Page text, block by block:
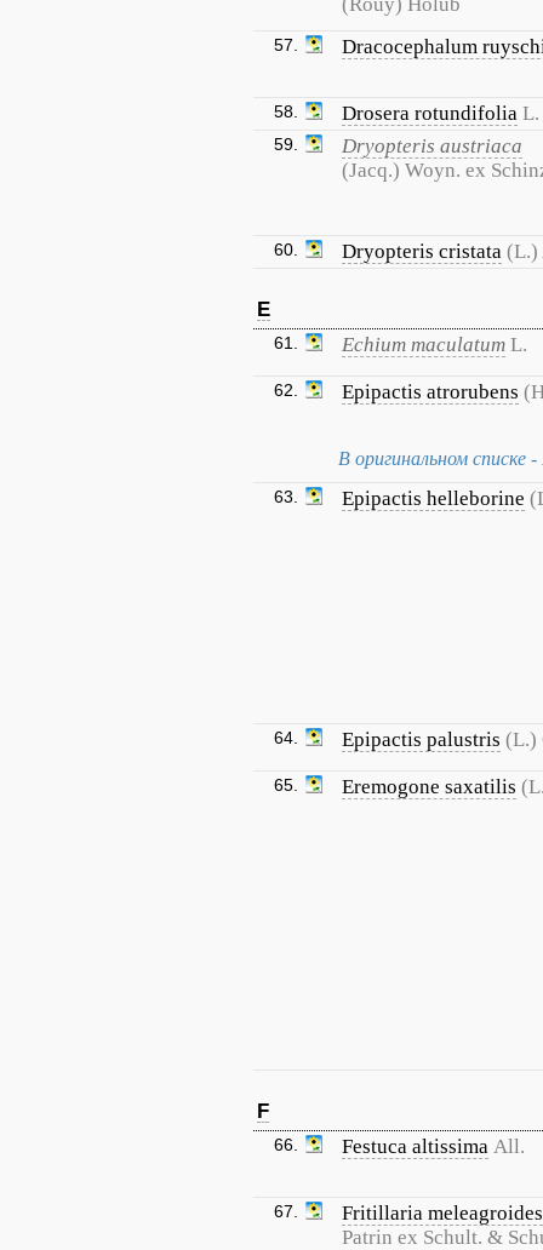
57. Dracocephalum
58. Drosera rotundifolia L.
59.
Dryopteris austriaca
(Jacq.) Woyn. ex
60. Dryopteris cristata (L.)
E
61. Echium maculatum L.
62. Epipactis atrorubens
В оригинальном списке
63. Epipactis helleborine
64. Epipactis palustris (L.)
65. Eremogone saxatilis
F
66. Festuca altissima All.
67.
Fritillaria meleagroides
Patrin ex Schult. &